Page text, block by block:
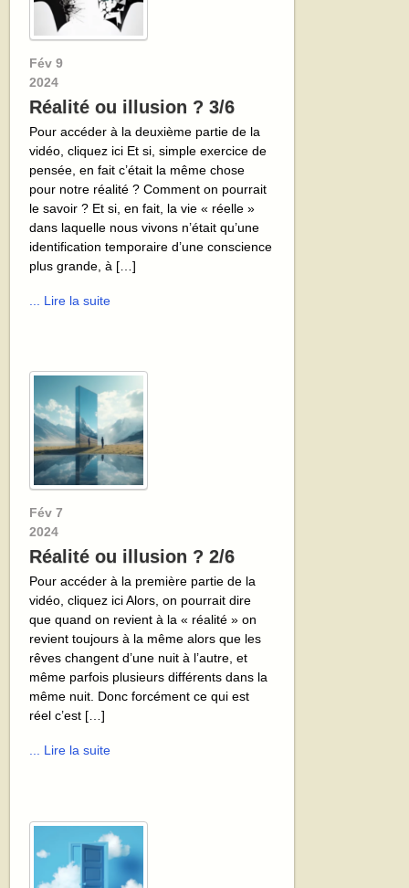
Fév 9
2024
Réalité ou illusion ? 3/6
Pour accéder à la deuxième partie de la
vidéo, cliquez ici Et si, simple exercice de
pensée, en fait c’était la même chose
pour notre réalité ? Comment on pourrait
le savoir ? Et si, en fait, la vie « réelle »
dans laquelle nous vivons n’était qu’une
identification temporaire d’une conscience
plus grande, à […]
... Lire la suite
Fév 7
2024
Réalité ou illusion ? 2/6
Pour accéder à la première partie de la
vidéo, cliquez ici Alors, on pourrait dire
que quand on revient à la « réalité » on
revient toujours à la même alors que les
rêves changent d’une nuit à l’autre, et
même parfois plusieurs différents dans la
même nuit. Donc forcément ce qui est
réel c’est […]
... Lire la suite